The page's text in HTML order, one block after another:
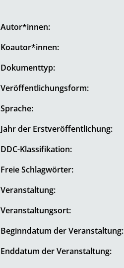
Autor*innen:
Koautor*innen:
Dokumenttyp:
Veröffentlichungsform:
Sprache:
Jahr der Erstveröffentlichung:
DDC-Klassifikation:
Freie Schlagwörter:
Veranstaltung:
Veranstaltungsort:
Beginndatum der Veranstaltung:
Enddatum der Veranstaltung: